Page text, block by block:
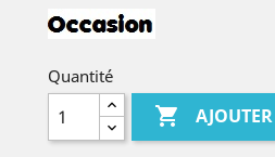
Quantité
